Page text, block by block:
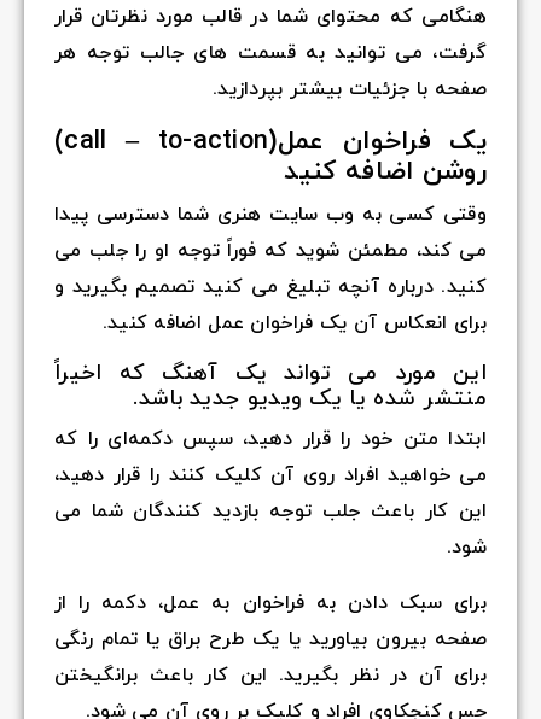
هنگامی که محتوای شما در قالب مورد نظرتان قرار
گرفت، می توانید به قسمت های جالب توجه هر
صفحه با جزئیات بیشتر بپردازید.
یک فراخوان عمل(call – to-action)
روشن اضافه کنید
وقتی کسی به وب سایت هنری شما دسترسی پیدا
می کند، مطمئن شوید که فوراً توجه او را جلب می
کنید. درباره آنچه تبلیغ می کنید تصمیم بگیرید و
برای انعکاس آن یک فراخوان عمل اضافه کنید.
این مورد می تواند یک آهنگ که اخیراً
منتشر شده یا یک ویدیو جدید باشد.
ابتدا متن خود را قرار دهید، سپس دکمه‌ای را که
می خواهید افراد روی آن کلیک کنند را قرار دهید،
این کار باعث جلب توجه بازدید کنندگان شما می
شود.
برای سبک دادن به فراخوان به عمل، دکمه را از
صفحه بیرون بیاورید یا یک طرح براق یا تمام رنگی
برای آن در نظر بگیرید. این کار باعث برانگیختن
حس کنجکاوی افراد و کلیک بر روی آن می شود.